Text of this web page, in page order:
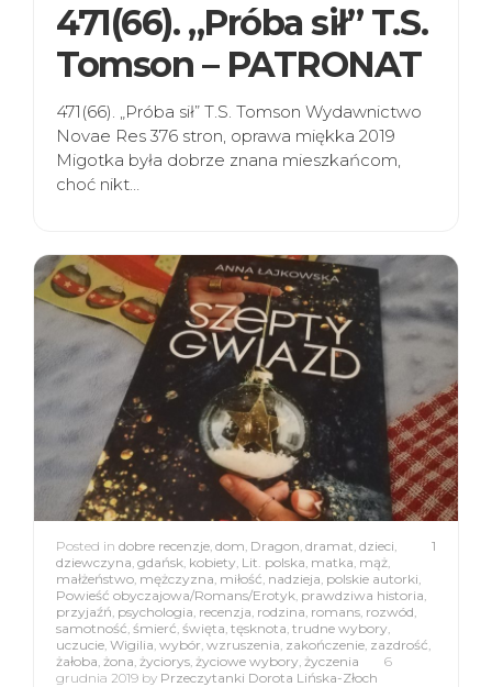
471(66). „Próba sił” T.S.
Tomson – PATRONAT
471(66). „Próba sił” T.S. Tomson Wydawnictwo
Novae Res 376 stron, oprawa miękka 2019
Migotka była dobrze znana mieszkańcom,
choć nikt…
1
Posted in dobre recenzje dom Dragon dramat dzieci
dziewczyna gdańsk kobiety Lit. polska matka mąż
małżeństwo mężczyzna miłość nadzieja polskie autorki
Powieść obyczajowa/Romans/Erotyk prawdziwa historia
przyjaźń psychologia recenzja rodzina romans rozwód
samotność śmierć święta tęsknota trudne wybory
uczucie Wigilia wybór wzruszenia zakończenie zazdrość
żałoba żona życiorys życiowe wybory życzenia
6
grudnia 2019 by Przeczytanki Dorota Lińska-Złoch